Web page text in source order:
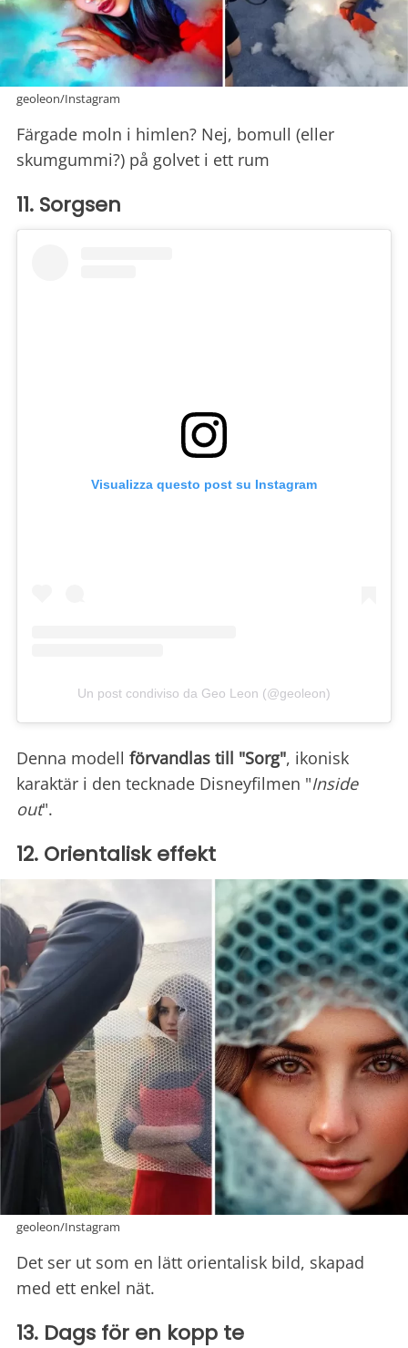
geoleon/Instagram
Färgade moln i himlen? Nej, bomull (eller
skumgummi?) på golvet i ett rum
11. Sorgsen
Visualizza questo post su Instagram
Un post condiviso da Geo Leon (@geoleon)
Denna modell förvandlas till "Sorg", ikonisk
karaktär i den tecknade Disneyfilmen "Inside
out".
12. Orientalisk effekt
geoleon/Instagram
Det ser ut som en lätt orientalisk bild, skapad
med ett enkel nät.
13. Dags för en kopp te